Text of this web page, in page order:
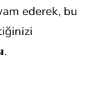
ederek, bu
.